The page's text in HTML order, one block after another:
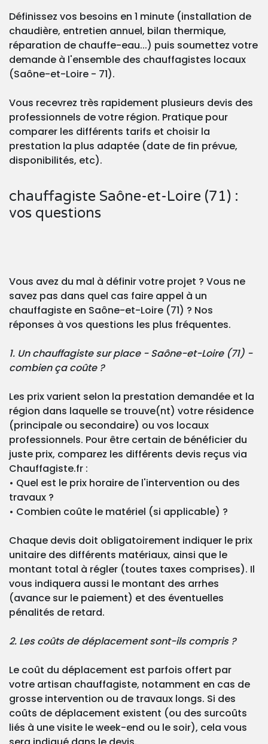
Définissez vos besoins en 1 minute (installation de
chaudière, entretien annuel, bilan thermique,
réparation de chauffe-eau...) puis soumettez votre
demande à l'ensemble des chauffagistes locaux
(Saône-et-Loire - 71).
Vous recevrez très rapidement plusieurs devis des
professionnels de votre région. Pratique pour
comparer les différents tarifs et choisir la
prestation la plus adaptée (date de fin prévue,
disponibilités, etc).
chauffagiste Saône-et-Loire (71) :
vos questions
Vous avez du mal à définir votre projet ? Vous ne
savez pas dans quel cas faire appel à un
chauffagiste en Saône-et-Loire (71) ? Nos
réponses à vos questions les plus fréquentes.
1. Un chauffagiste sur place - Saône-et-Loire (71) -
combien ça coûte ?
Les prix varient selon la prestation demandée et la
région dans laquelle se trouve(nt) votre résidence
(principale ou secondaire) ou vos locaux
professionnels. Pour être certain de bénéficier du
juste prix, comparez les différents devis reçus via
Chauffagiste.fr :
• Quel est le prix horaire de l'intervention ou des
travaux ?
• Combien coûte le matériel (si applicable) ?
Chaque devis doit obligatoirement indiquer le prix
unitaire des différents matériaux, ainsi que le
montant total à régler (toutes taxes comprises). Il
vous indiquera aussi le montant des arrhes
(avance sur le paiement) et des éventuelles
pénalités de retard.
2. Les coûts de déplacement sont-ils compris ?
Le coût du déplacement est parfois offert par
votre artisan chauffagiste, notamment en cas de
grosse intervention ou de travaux longs. Si des
coûts de déplacement existent (ou des surcoûts
liés à une visite le week-end ou le soir), cela vous